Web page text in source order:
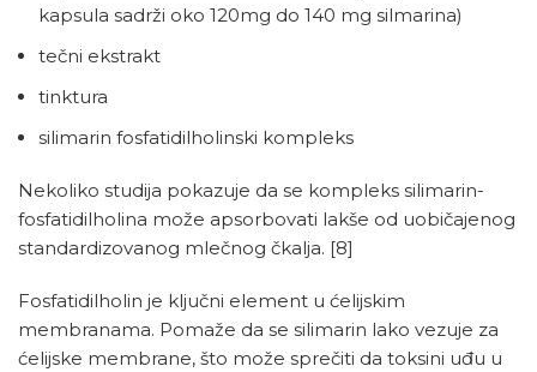
kapsula sadrži oko 120mg do 140 mg silmarina)
tečni ekstrakt
tinktura
silimarin fosfatidilholinski kompleks
Nekoliko studija pokazuje da se kompleks silimarin-
fosfatidilholina može apsorbovati lakše od uobičajenog
standardizovanog mlečnog čkalja. [8]
Fosfatidilholin je ključni element u ćelijskim
membranama. Pomaže da se silimarin lako vezuje za
ćelijske membrane, što može sprečiti da toksini uđu u